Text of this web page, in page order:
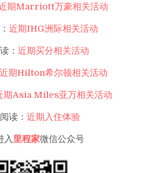
期Marriott万豪相关活动
近期IHG洲际相关活动
： 近期买分相关活动
近期Hilton希尔顿相关活动
期Asia Miles亚万相关活动
读： 近期入住体验
入里程家微信公众号